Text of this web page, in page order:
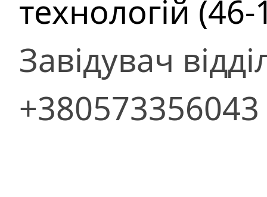
технологій (46-
Завідувач
+380573356043